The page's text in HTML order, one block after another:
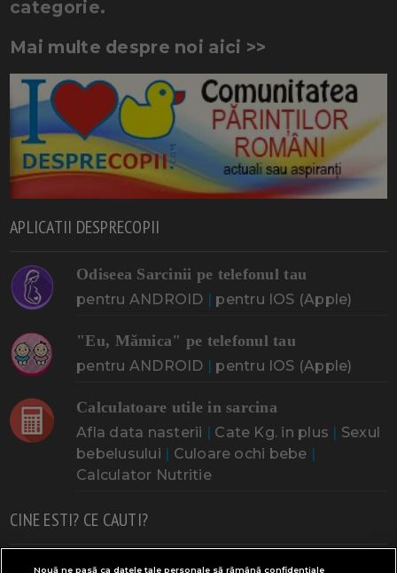
categorie.
Mai multe despre noi aici >>
APLICATII DESPRECOPII
Odiseea Sarcinii pe telefonul tau
pentru ANDROID | pentru IOS (Apple)
"Eu, Mămica" pe telefonul tau
pentru ANDROID | pentru IOS (Apple)
Calculatoare utile in sarcina
Afla data nasterii | Cate Kg. in plus | Sexul
bebelusului | Culoare ochi bebe |
Calculator Nutritie
CINE ESTI? CE CAUTI?
Doresc un copil Adoptia Probleme cu sarcina
Nouă ne pasă ca datele tale personale să rămână confidențiale